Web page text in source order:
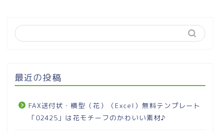
最近の投稿
FAX送付状・横型（花）（Excel）無料テンプレート
「02425」は花モチーフのかわいい素材♪